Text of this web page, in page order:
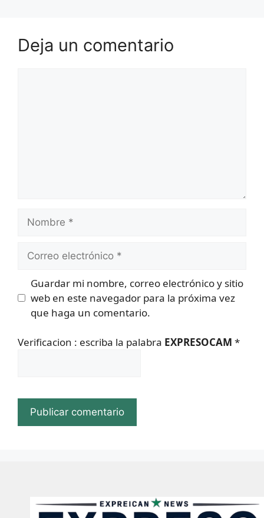
Deja un comentario
electrónico
Guardar mi nombre, correo electrónico y sitio
web en este navegador para la próxima vez
que haga un comentario.
Verificacion : escriba la palabra EXPRESOCAM *